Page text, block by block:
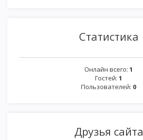
Статистика
Онлайн всего: 1
Гостей: 1
Пользователей: 0
Друзья сайта